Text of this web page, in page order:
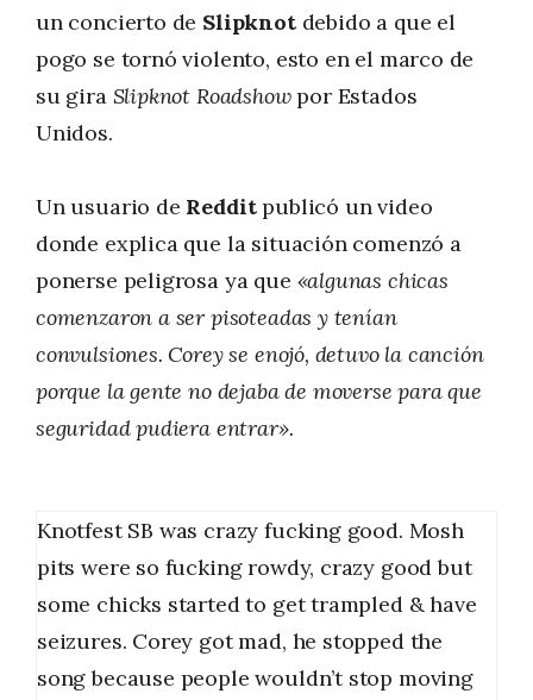
un concierto de Slipknotdebido a que el
pogo se tornó violento, esto en el marco de
su gira Slipknot Roadshowpor Estados
Unidos.
Un usuario de Redditpublicó un video
donde explica que la situación comenzó a
ponerse peligrosa ya que «algunas chicas
comenzaron a ser pisoteadas y tenían
convulsiones. Corey se enojó, detuvo la canción
porque la gente no dejaba de moverse para que
seguridad pudiera entrar».
Knotfest SB was crazy fucking good. Mosh
pits were so fucking rowdy, crazy good but
some chicks started to get trampled & have
seizures. Corey got mad, he stopped the
song because people wouldn’t stop moving